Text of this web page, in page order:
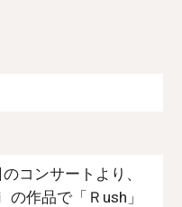
コンサートより、
の作品で「Ｒush」